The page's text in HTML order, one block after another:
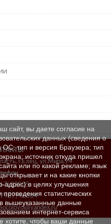
г.Елец, ул.Мира,94
23205
46384
сайт, вы даете согласие на
данных (сведения о
тип и версия Браузера; тип
источник откуда пришел
или по какой рекламе; язык
открывает и на какие кнопки
адрес) в целях улучшения
статистических
вышеуказанные данные
интернет-сервиса
хотите, чтобы ваши данные